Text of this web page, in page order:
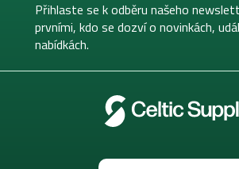
Přihlaste se k odběru našeho
prvními, kdo se dozví o novinkách,
nabídkách.